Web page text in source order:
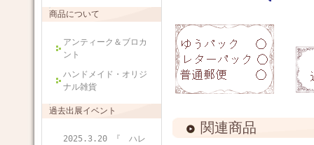
商品について
アンティーク＆ブロカ
ント
ハンドメイド・オリジ
ナル雑貨
過去出展イベント
2025.3.20 『 ハレ
関連商品